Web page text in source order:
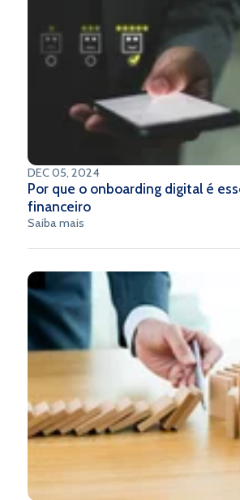
ferramenta eficaz no combate à lavagem
DEC 05, 2024
Por que o onboarding digital é
financeiro
Saiba mais